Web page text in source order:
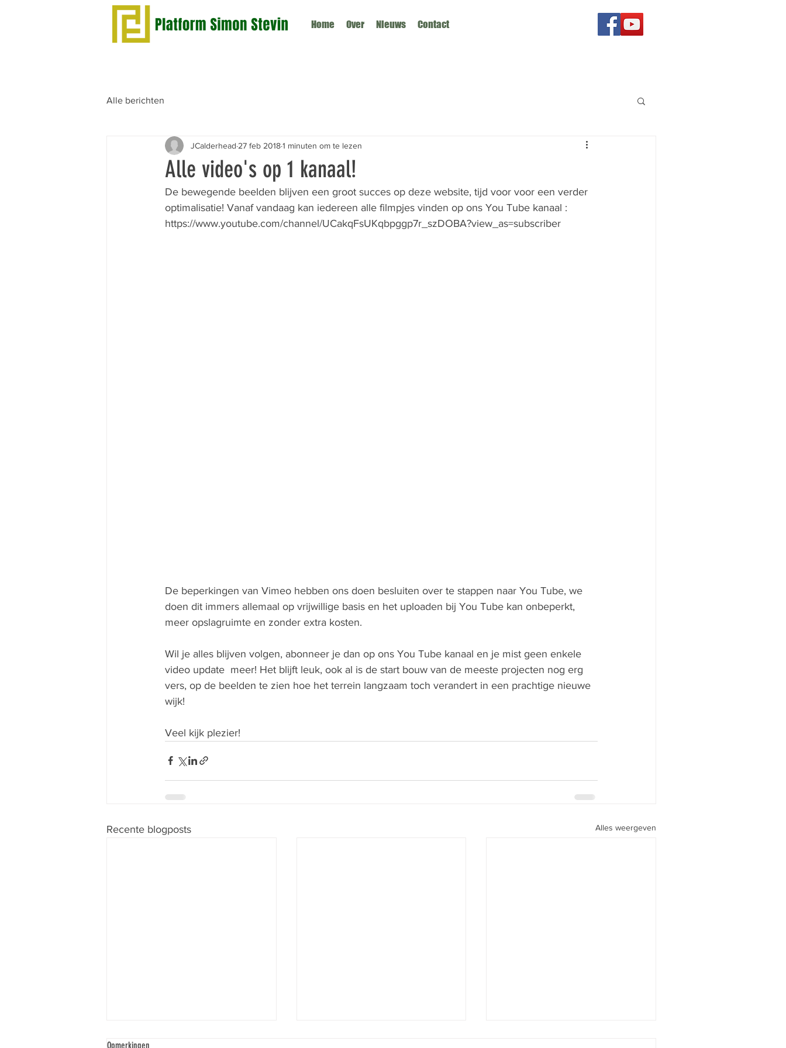
Home Over Nieuws Contact
Alle berichten
Alle video's op 1 kanaal!
JCalderhead 27 feb 20181 minuten om te lezen
De bewegende beelden blijven een groot succes op deze website, tijd voor voor een verder
optimalisatie! Vanaf vandaag kan iedereen alle filmpjes vinden op ons You Tube kanaal :
https://www.youtube.com/channel/UCakqFsUKqbpggp7r_szDOBA?view_as=subscriber
De beperkingen van Vimeo hebben ons doen besluiten over te stappen naar You Tube, we
doen dit immers allemaal op vrijwillige basis en het uploaden bij You Tube kan onbeperkt,
meer opslagruimte en zonder extra kosten.
Wil je alles blijven volgen, abonneer je dan op ons You Tube kanaal en je mist geen enkele
video update  meer! Het blijft leuk, ook al is de start bouw van de meeste projecten nog erg
vers, op de beelden te zien hoe het terrein langzaam toch verandert in een prachtige nieuwe
wijk!
Veel kijk plezier!
Recente blogposts Alles weergeven
Opmerkingen